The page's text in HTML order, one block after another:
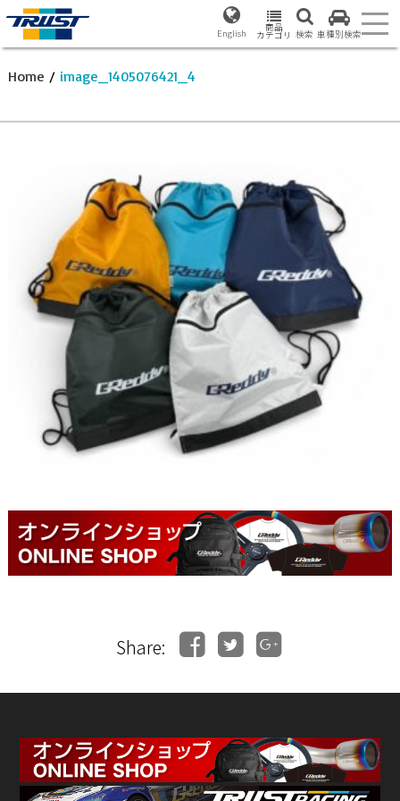
English 商品
カテゴリ 検索 車種別検索
Home / image_1405076421_4
Share: